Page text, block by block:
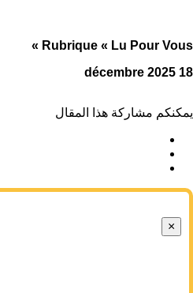
Rubrique « Lu Pour
مشاركة هذا المقال